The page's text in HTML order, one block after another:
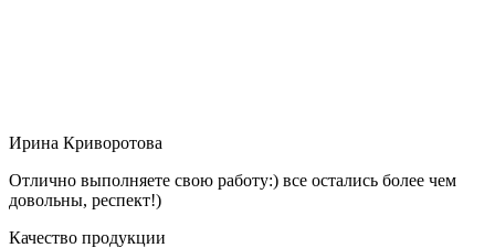
Ирина Криворотова
Отлично выполняете свою работу:) все остались более чем
довольны, респект!)
Качество продукции